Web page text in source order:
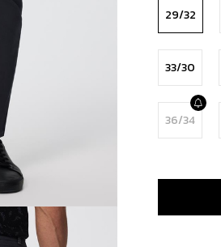
29/32
33/30
36/34